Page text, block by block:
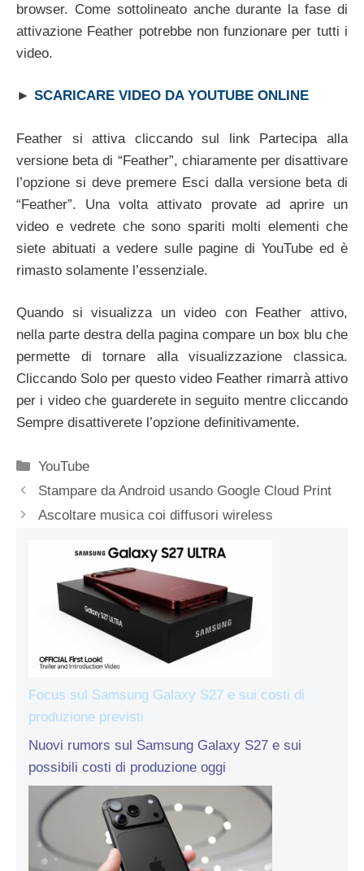
browser. Come sottolineato anche durante la fase di
attivazione Feather potrebbe non funzionare per tutti i
video.
► SCARICARE VIDEO DA YOUTUBE ONLINE
Feather si attiva cliccando sul link Partecipa alla
versione beta di “Feather”, chiaramente per disattivare
l’opzione si deve premere Esci dalla versione beta di
“Feather”. Una volta attivato provate ad aprire un
video e vedrete che sono spariti molti elementi che
siete abituati a vedere sulle pagine di YouTube ed è
rimasto solamente l’essenziale.
Quando si visualizza un video con Feather attivo,
nella parte destra della pagina compare un box blu che
permette di tornare alla visualizzazione classica.
Cliccando Solo per questo video Feather rimarrà attivo
per i video che guarderete in seguito mentre cliccando
Sempre disattiverete l’opzione definitivamente.
Categorie
YouTube
Stampare da Android usando Google Cloud Print
Ascoltare musica coi diffusori wireless
Focus sul Samsung Galaxy S27 e sui costi di
produzione previsti
Nuovi rumors sul Samsung Galaxy S27 e sui
possibili costi di produzione oggi